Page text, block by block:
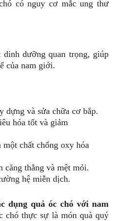
có nguy cơ mắc ung thư
dinh dưỡng quan trọng, giúp
của nam giới.
dựng và sửa chữa cơ bắp.
hóa tốt và giảm
chất chống oxy hóa
căng thẳng và mệt mỏi.
hệ miễn dịch.
dụng quả óc chó với nam
thực sự là món quà quý